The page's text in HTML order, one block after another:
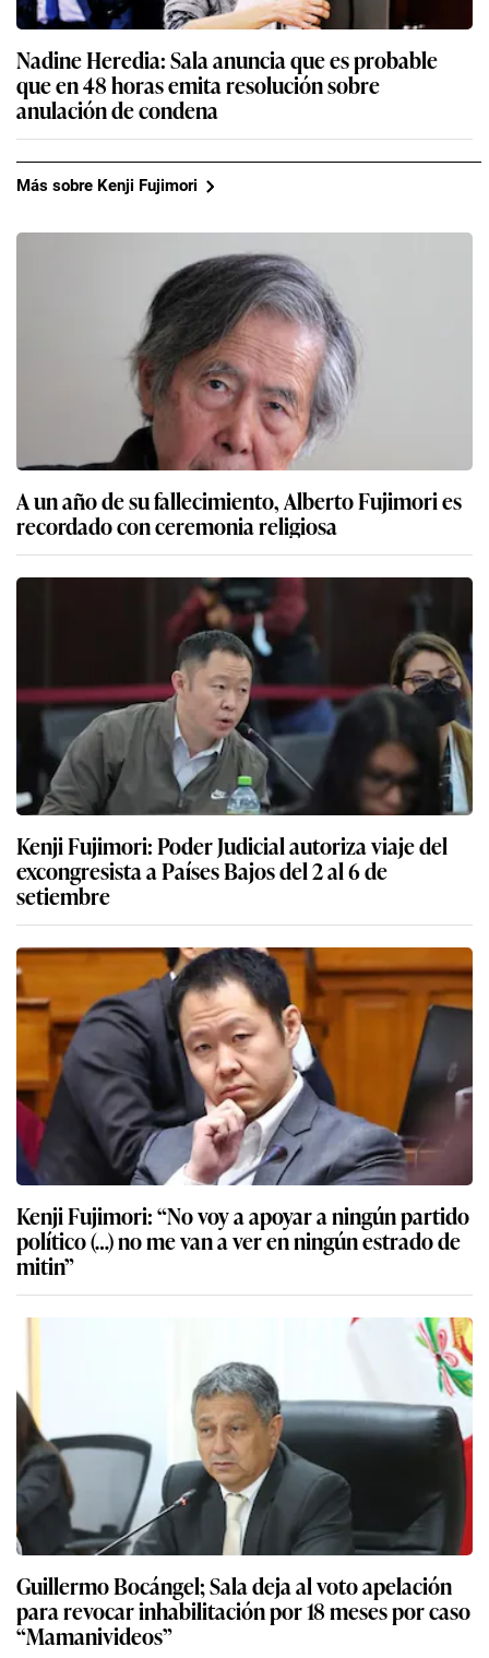
Nadine Heredia: Sala anuncia que es probable
que en 48 horas emita resolución sobre
anulación de condena
Más sobre Kenji Fujimori
A un año de su fallecimiento, Alberto Fujimori es
recordado con ceremonia religiosa
Kenji Fujimori: Poder Judicial autoriza viaje del
excongresista a Países Bajos del 2 al 6 de
setiembre
Kenji Fujimori: “No voy a apoyar a ningún partido
político (…) no me van a ver en ningún estrado de
mitin”
Guillermo Bocángel; Sala deja al voto apelación
para revocar inhabilitación por 18 meses por caso
“Mamanivideos”